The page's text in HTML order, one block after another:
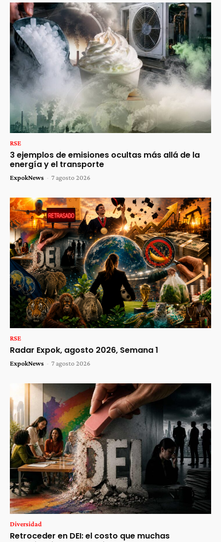
RSE
3 ejemplos de emisiones ocultas más allá de la
energía y el transporte
ExpokNews - 7 agosto 2026
RSE
Radar Expok, agosto 2026, Semana 1
ExpokNews - 7 agosto 2026
Diversidad
Retroceder en DEI: el costo que muchas